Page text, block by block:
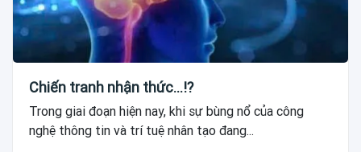
Chiến tranh nhận thức...!?
Trong giai đoạn hiện nay, khi sự bùng nổ của công
nghệ thông tin và trí tuệ nhân tạo đang...